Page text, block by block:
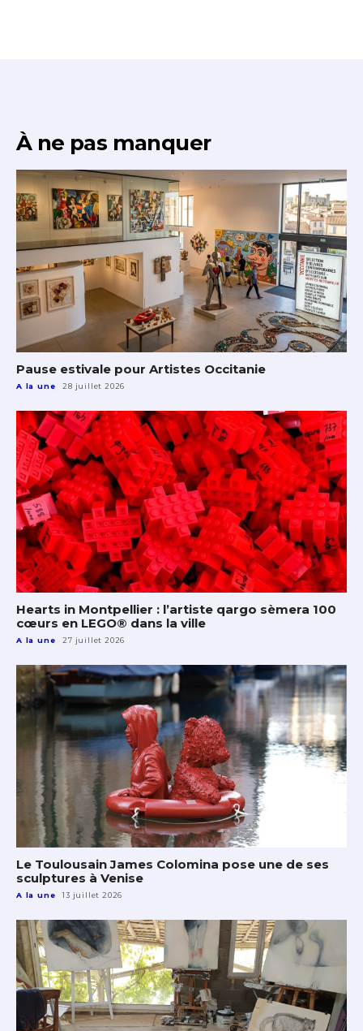
À ne pas manquer
Pause estivale pour Artistes Occitanie
A la une 28 juillet 2026
Hearts in Montpellier : l’artiste qargo sèmera 100
cœurs en LEGO® dans la ville
A la une 27 juillet 2026
Le Toulousain James Colomina pose une de ses
sculptures à Venise
A la une 13 juillet 2026